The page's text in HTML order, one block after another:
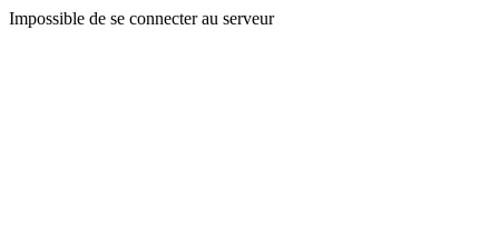
Impossible de se connecter au serveur